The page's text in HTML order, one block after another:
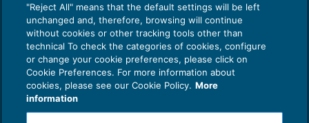
Privacy Policy
Cookie Policy
"Reject All" means that the default settings will be left
unchanged and, therefore, browsing will continue
without cookies or other tracking tools other than
technical To check the categories of cookies, configure
or change your cookie preferences, please click on
Cookie Preferences. For more information about
cookies, please see our Cookie Policy. More
information